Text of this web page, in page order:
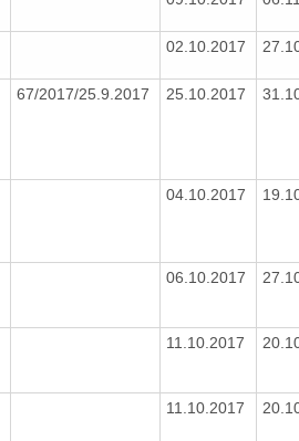
02.10.2017
67/2017/25.9.2017 25.10.2017
04.10.2017
06.10.2017
11.10.2017
11.10.2017